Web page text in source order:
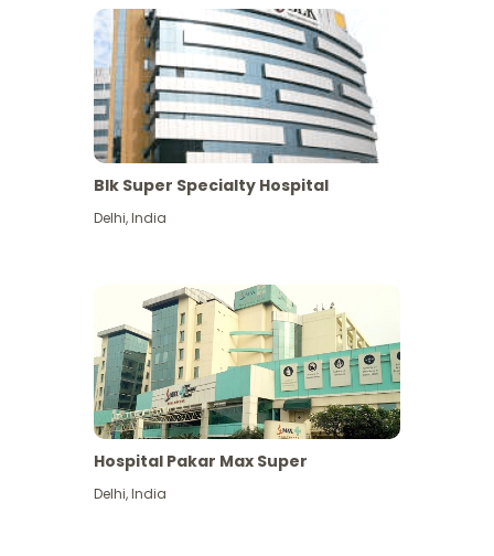
Blk Super Specialty Hospital
Delhi,India
Hospital Pakar Max Super
Delhi,India